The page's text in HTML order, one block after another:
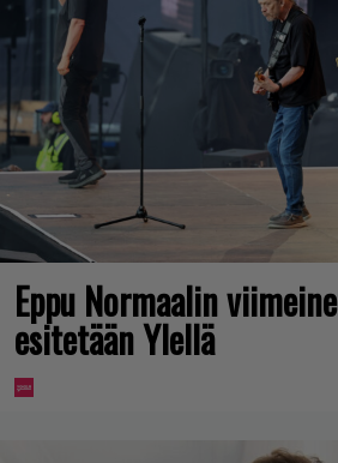
Eppu Normaalin
esitetään Ylellä